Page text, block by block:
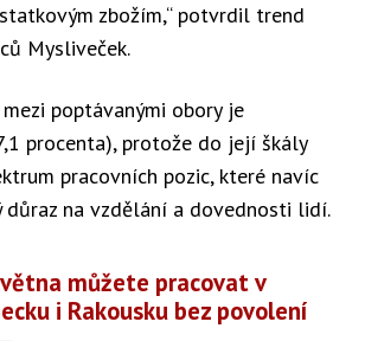
zbožím,“ potvrdil trend
Mysliveček.
poptávanými obory je
procenta), protože do její škály
pracovních pozic, které navíc
důraz na vzdělání a dovednosti lidí.
můžete pracovat v
i Rakousku bez povolení